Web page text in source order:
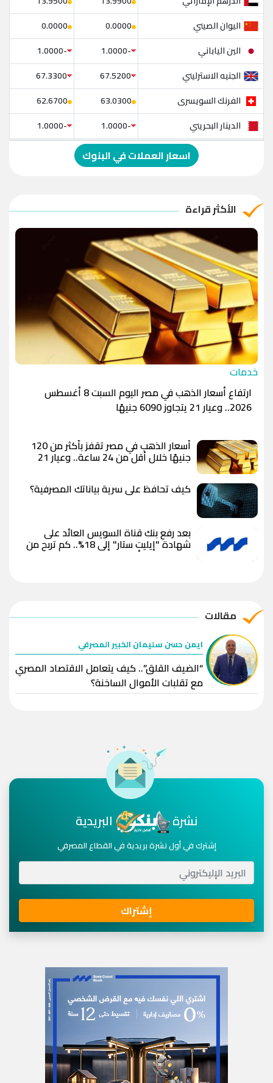
اليوان الصيني
0.0000
0.0000
الين الياباني
-1.0000
-1.0000
الجنيه الاسترليني
67.5200
67.3300
الفرنك السويسرى
63.0300
62.6700
الدينار البحريني
-1.0000
-1.0000
الدولار الإسترالي
-1.0000
الريال القطري
الدينار الأردني
-1.0000
-1.0000
اسعار العملات في البنوك
الأكثر قراءة
خدمات
ارتفاع أسعار الذهب في مصر اليوم السبت 8 أغسطس
2026.. وعيار 21 يتجاوز 6090 جنيهًا
أسعار الذهب في مصر تقفز بأكثر من 120
جنيهًا خلال أقل من 24 ساعة.. وعيار 21
يسجل 6100 جنيه وسط توقعات بوصول
الأوقية إلى 5000 دولار
كيف تحافظ على سرية بياناتك المصرفية؟
بعد رفع بنك قناة السويس العائد على
شهادة "إيليت ستار" إلى 18%.. كم تربح من
استثمار 100 ألف جنيه؟
مقالات
ايمن حسن سليمان الخبير المصرفي
“الضيف القلق”.. كيف يتعامل الاقتصاد المصري
مع تقلبات الأموال الساخنة؟
نشرة البريدية
إشترك في أول نشرة بريدية في القطاع المصرفي